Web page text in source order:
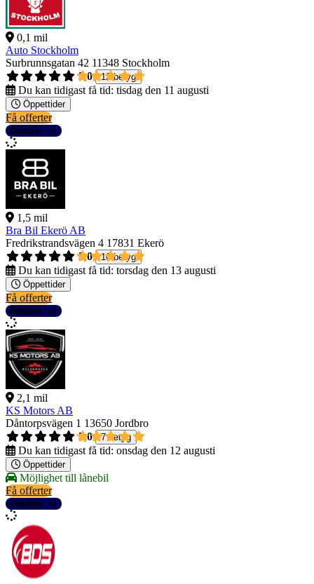
0,1 mil
Auto Stockholm
Surbrunnsgatan 42 11348 Stockholm
5,0
12 betyg
Du kan tidigast få tid: tisdag den 11 augusti
Öppettider
Få offerter
Detaljer
1,5 mil
Bra Bil Ekerö AB
Fredrikstrandsvägen 4 17831 Ekerö
5,0
10 betyg
Du kan tidigast få tid: torsdag den 13 augusti
Öppettider
Få offerter
Detaljer
2,1 mil
KS Motors AB
Dåntorpsvägen 1 13650 Jordbro
5,0
7 betyg
Du kan tidigast få tid: onsdag den 12 augusti
Öppettider
Möjlighet till lånebil
Få offerter
Detaljer